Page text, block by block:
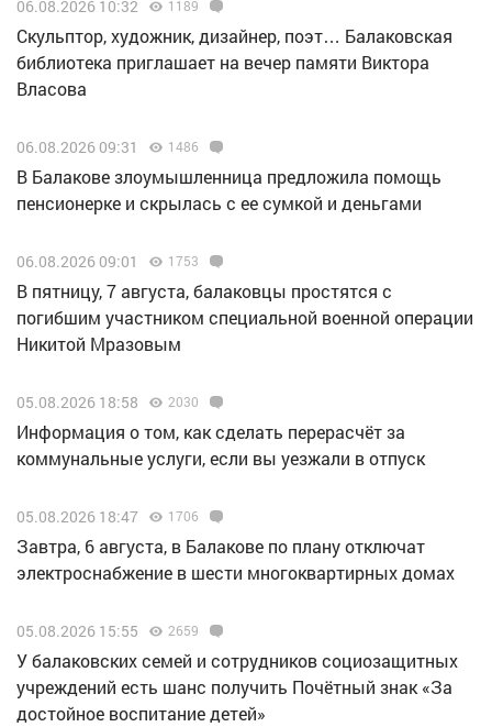
06.08.2026 10:32 1189
Скульптор, художник, дизайнер, поэт… Балаковская
библиотека приглашает на вечер памяти Виктора
Власова
06.08.2026 09:31 1486
В Балакове злоумышленница предложила помощь
пенсионерке и скрылась с ее сумкой и деньгами
06.08.2026 09:01 1753
В пятницу, 7 августа, балаковцы простятся с
погибшим участником специальной военной операции
Никитой Мразовым
05.08.2026 18:58 2030
Информация о том, как сделать перерасчёт за
коммунальные услуги, если вы уезжали в отпуск
05.08.2026 18:47 1706
Завтра, 6 августа, в Балакове по плану отключат
электроснабжение в шести многоквартирных домах
05.08.2026 15:55 2659
У балаковских семей и сотрудников социозащитных
учреждений есть шанс получить Почётный знак «За
достойное воспитание детей»